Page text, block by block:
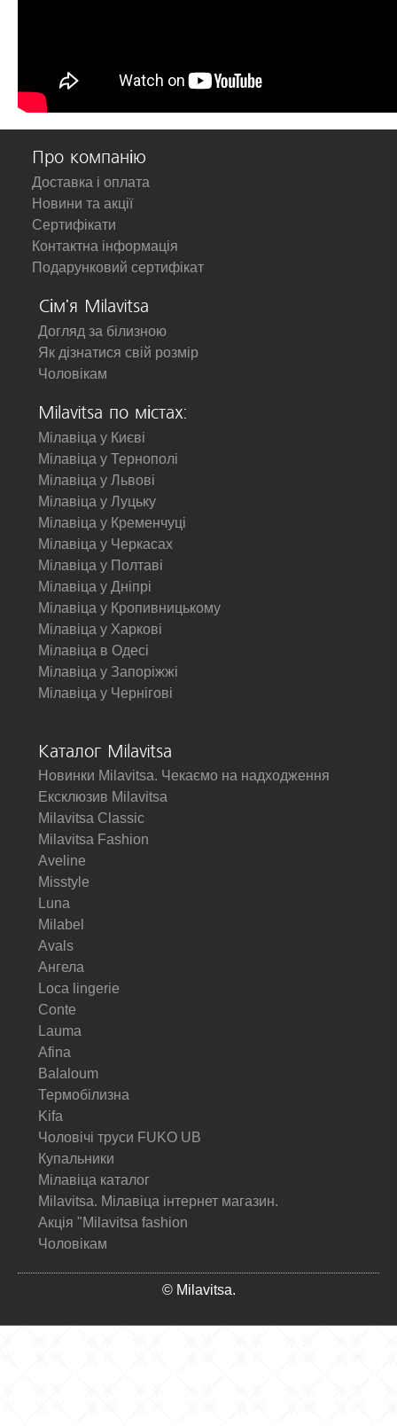
Про компанію
Доставка і оплата
Новини та акції
Сертифікати
Контактна інформація
Подарунковий сертифікат
Сім'я Milavitsa
Догляд за білизною
Як дізнатися свій розмір
Чоловікам
Milavitsa по містах:
Мілавіца у Києві
Мілавіца у Тернополі
Мілавіца у Львові
Мілавіца у Луцьку
Мілавіца у Кременчуці
Мілавіца у Черкасах
Мілавіца у Полтаві
Мілавіца у Дніпрі
Мілавіца у Кропивницькому
Мілавіца у Харкові
Мілавіца в Одесі
Мілавіца у Запоріжжі
Мілавіца у Чернігові
Каталог Milavitsa
Новинки Milavitsa. Чекаємо на надходження
Ексклюзив Milavitsa
Milavitsa Classic
Milavitsa Fashion
Aveline
Misstyle
Luna
Milabel
Avals
Ангела
Loca lingerie
Conte
Lauma
Afina
Balaloum
Термобілизна
Kifa
Чоловічі труси FUKO UB
Купальники
Мілавіца каталог
Milavitsa. Мілавіца інтернет магазин.
Акція "Milavitsa fashion
Чоловікам
© Milavitsa.